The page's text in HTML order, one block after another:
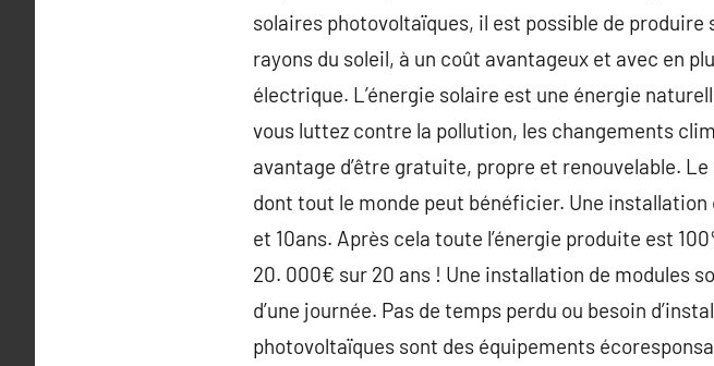
solaires photovoltaïques, il est possible de
rayons du soleil, à un coût avantageux et avec en
électrique. L’énergie solaire est une énergie
vous luttez contre la pollution, les changements
avantage d’être gratuite, propre et renouvelable.
dont tout le monde peut bénéficier. Une
et 10ans. Après cela toute l’énergie produite est
20. 000€ sur 20 ans ! Une installation de modules
d’une journée. Pas de temps perdu ou besoin
photovoltaïques sont des équipements